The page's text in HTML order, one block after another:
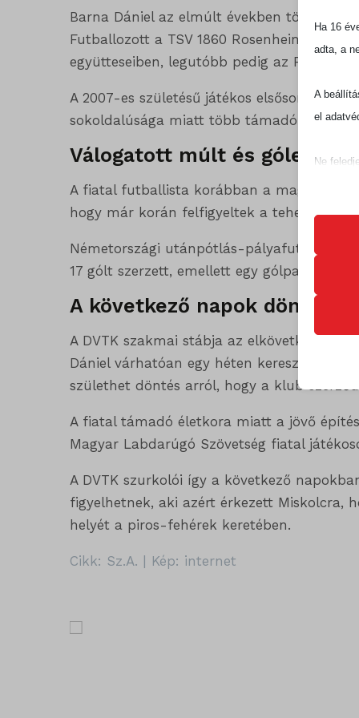
Barna Dániel az elmúlt években több
Futballozott a TSV 1860 Rosenheim, a
együtteseiben, legutóbb pedig az FSV
A 2007-es születésű játékos elsősorban a
sokoldalúsága miatt több támadó
Válogatott múlt és gólerős
A fiatal futballista korábban a magyar
hogy már korán felfigyeltek a tehetségére.
Németországi utánpótlás-pályafutása
17 gólt szerzett, emellett egy gólpasszt is
A következő napok döntőek
A DVTK szakmai stábja az elkövetkező
Dániel várhatóan egy héten keresztül
születhet döntés arról, hogy a klub
A fiatal támadó életkora miatt a jövő
Magyar Labdarúgó Szövetség fiatal
A DVTK szurkolói így a következő
figyelhetnek, aki azért érkezett Miskolcra,
helyét a piros-fehérek keretében.
Cikk: Sz.A. | Kép: internet
Ha 16
adta, a
A
el
Ne
sütik
A
_ga
_ga_*
Ez a